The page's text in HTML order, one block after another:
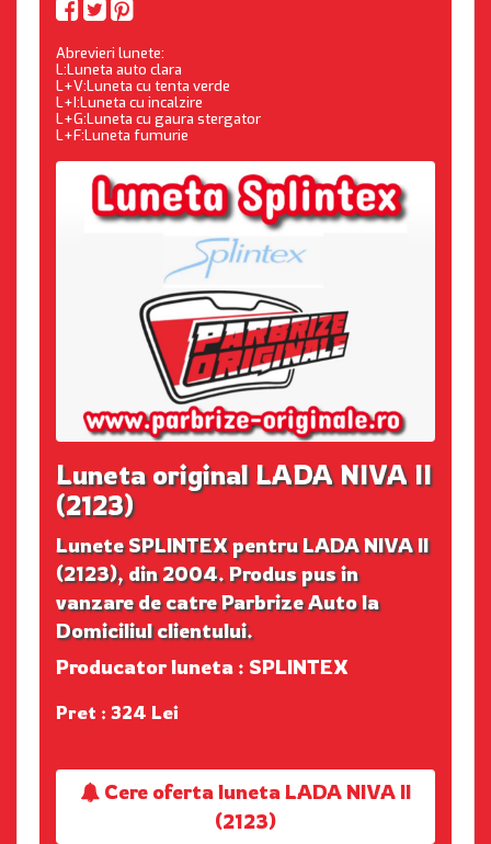
Abrevieri lunete:
L:Luneta auto clara
L+V:Luneta cu tenta verde
L+I:Luneta cu incalzire
L+G:Luneta cu gaura stergator
L+F:Luneta fumurie
Luneta original LADA NIVA II
(2123)
Lunete SPLINTEX pentru LADA NIVA II
(2123), din 2004. Produs pus in
vanzare de catre Parbrize Auto la
Domiciliul clientului.
Producator luneta : SPLINTEX
Pret : 324 Lei
Cere oferta luneta LADA NIVA II
(2123)